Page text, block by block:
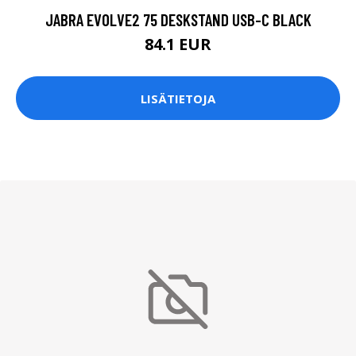
JABRA EVOLVE2 75 DESKSTAND USB-C BLACK
84.1 EUR
LISÄTIETOJA